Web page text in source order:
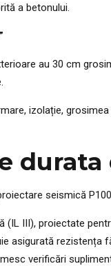
a betonului.
”
au 30 cm
izolație,
seismică
III), proiectate
asigurată rezistența
verificări